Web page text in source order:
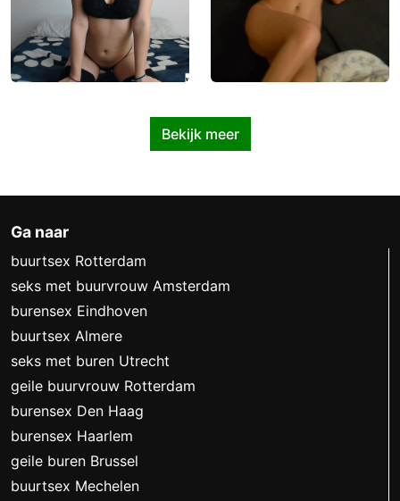
Bekijk meer
Ga naar
buurtsex Rotterdam
seks met buurvrouw Amsterdam
burensex Eindhoven
buurtsex Almere
seks met buren Utrecht
geile buurvrouw Rotterdam
burensex Den Haag
burensex Haarlem
geile buren Brussel
buurtsex Mechelen